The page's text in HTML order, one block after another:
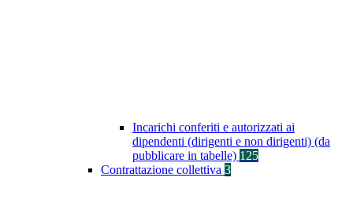
Incarichi conferiti e autorizzati ai
dipendenti (dirigenti e non dirigenti) (da
pubblicare in tabelle) 125
Contrattazione collettiva 3